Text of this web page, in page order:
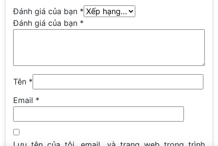
Đánh giá của bạn *
Đánh giá của bạn *
Tên *
Email *